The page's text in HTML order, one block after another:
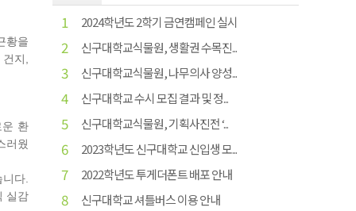
황을
지,
운 환
러웠
다.
실감
1 2024학년도 2학기 금연캠페인 실시
2 신구대학교식물원, 생활권 수목진...
3 신구대학교식물원, 나무의사 양성...
4 신구대학교 수시 모집 결과 및 정...
5 신구대학교식물원, 기획사진전 ‘...
6 2023학년도 신구대학교 신입생 모...
7 2022학년도 투게더폰트 배포 안내
8 신구대학교 셔틀버스 이용 안내